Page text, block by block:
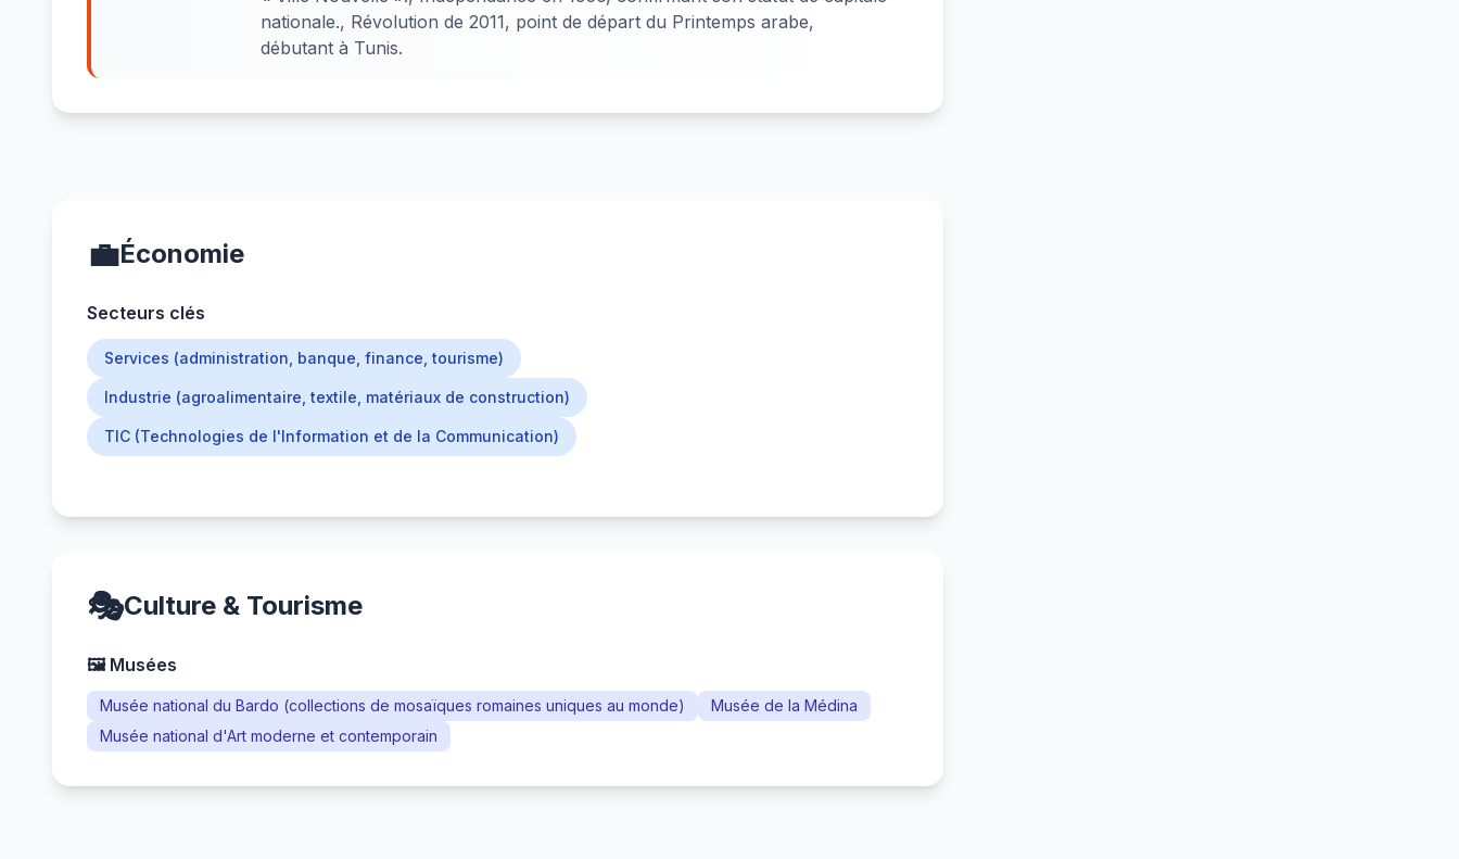
nationale., Révolution de 2011, point de départ du Printemps arabe,
débutant à Tunis.
💼Économie
Secteurs clés
Services (administration, banque, finance, tourisme)
Industrie (agroalimentaire, textile, matériaux de construction)
TIC (Technologies de l'Information et de la Communication)
🎭Culture & Tourisme
🖼️ Musées
Musée national du Bardo (collections de mosaïques romaines uniques au monde)
Musée de la Médina
Musée national d'Art moderne et contemporain